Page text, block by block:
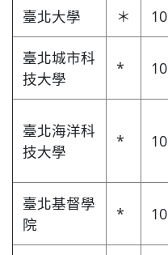
臺北大學 ＊ 10
臺北城市科
技大學
* 10
臺北海洋科
技大學
* 10
臺北基督學
院
* 10